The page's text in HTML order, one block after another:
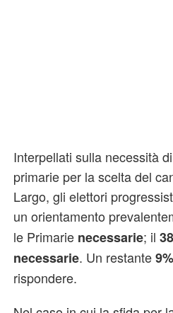
Interpellati sulla necessità
primarie per la scelta del
Largo, gli elettori
un orientamento
le Primarie necessarie; il
necessarie. Un restante9%
rispondere.